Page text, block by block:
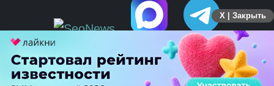
X | Закрыть
ПЕРЕЙТИ НА ПОЛНУЮ ВЕРСИЮ
© SEOnews.ru Все права защищены. 2026